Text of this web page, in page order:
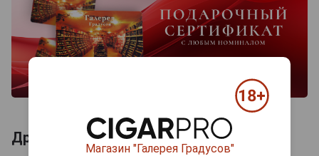
Другие продукты бренда CARLETTI
Магазин "Галерея Градусов"